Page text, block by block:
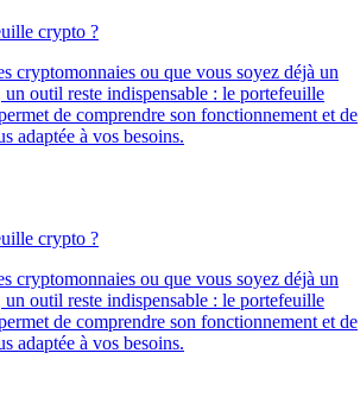
crypto ?
cryptomonnaies ou que vous soyez déjà un
outil reste indispensable : le portefeuille
de comprendre son fonctionnement et de
adaptée à vos besoins.
crypto ?
cryptomonnaies ou que vous soyez déjà un
outil reste indispensable : le portefeuille
de comprendre son fonctionnement et de
adaptée à vos besoins.